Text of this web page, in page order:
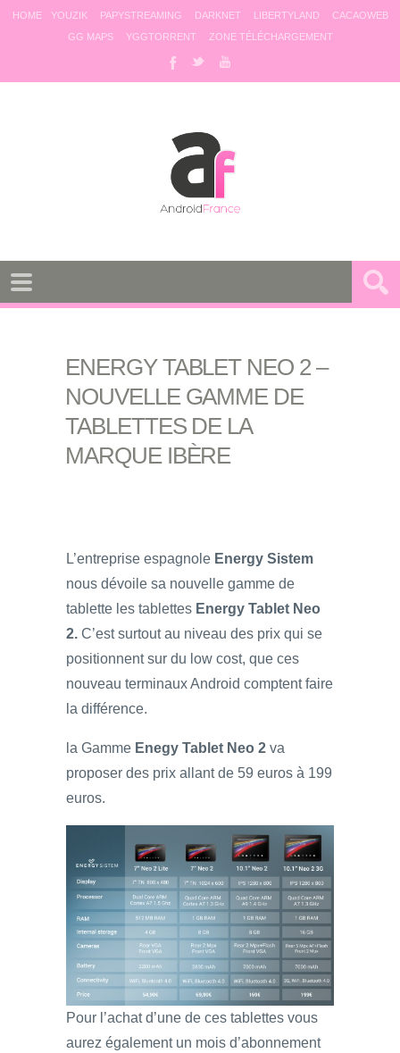
HOME YOUZIK PAPYSTREAMING DARKNET LIBERTYLAND
CACAOWEB
GG MAPS
YGGTORRENT ZONE TÉLÉCHARGEMENT
ENERGY TABLET NEO 2 –
NOUVELLE GAMME DE
TABLETTES DE LA
MARQUE IBÈRE
L’entreprise espagnole Energy Sistem
nous dévoile sa nouvelle gamme de
tablette les tablettes Energy Tablet Neo
2. C’est surtout au niveau des prix qui se
positionnent sur du low cost, que ces
nouveau terminaux Android comptent faire
la différence.
la Gamme Enegy Tablet Neo 2 va
proposer des prix allant de 59 euros à 199
euros.
Pour l’achat d’une de ces tablettes vous
aurez également un mois d’abonnement